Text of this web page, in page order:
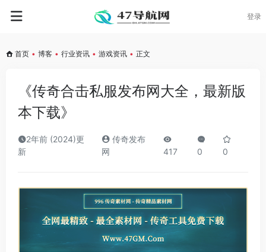
登录
首页 • 博客 • 行业资讯 • 游戏资讯 • 正文
《传奇合击私服发布网大全，最新版
本下载》
2年前 (2024)更
新
传奇发布
网
417 0 0